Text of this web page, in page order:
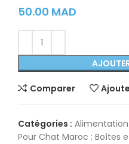
50.00 MAD
Comparer
Catégories :
Pour Chat Maroc : Boîtes